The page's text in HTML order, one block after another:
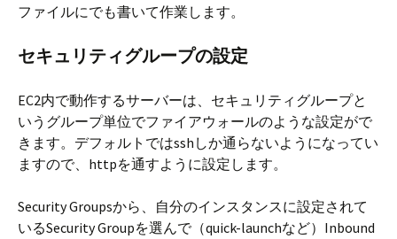
ファイルにでも書いて作業します。
セキュリティグループの設定
EC2内で動作するサーバーは、セキュリティグループと
いうグループ単位でファイアウォールのような設定がで
きます。デフォルトではsshしか通らないようになってい
ますので、httpを通すように設定します。
Security Groupsから、自分のインスタンスに設定されて
いるSecurity Groupを選んで（quick-launchなど）Inbound